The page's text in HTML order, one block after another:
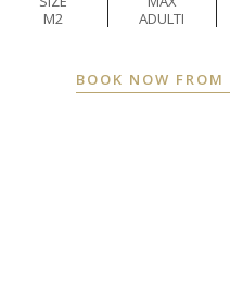
M2
ADULTI
BOOK NOW FROM